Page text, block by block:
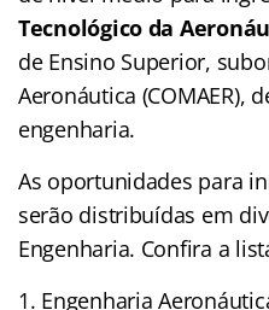
Tecnológico da
de Ensino Superior,
Aeronáutica (COMAER),
engenharia.
As oportunidades para
serão distribuídas em
Engenharia. Confira a
Engenharia